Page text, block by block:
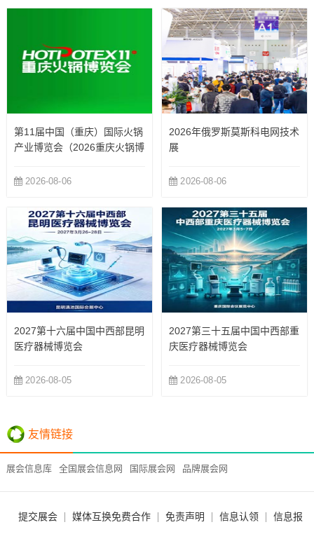
第11届中国（重庆）国际火锅
产业博览会（2026重庆火锅博
2026-08-06
2026年俄罗斯莫斯科电网技术
展
2026-08-06
2027第十六届中国中西部昆明
医疗器械博览会
2026-08-05
2027第三十五届中国中西部重
庆医疗器械博览会
2026-08-05
友情链接
展会信息库 全国展会信息网 国际展会网 品牌展会网
提交展会 媒体互换免费合作 免责声明 信息认领 信息报